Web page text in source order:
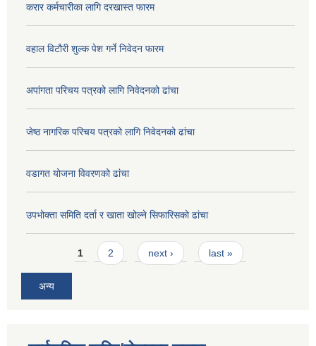
करार कर्मचारीका लागि दरखास्त फारम
वहाल विटौरी शुल्क पेश गर्ने निवेदन फारम
अपांगता परिचय पत्रको लागि निवेदनको ढांचा
जेष्ठ नागरिक परिचय पत्रको लागि निवेदनको ढांचा
वडागत योजना विवरणको ढांचा
उपभोक्ता समिति दर्ता र खाता खोल्ने सिफारिसको ढांचा
Pages1 2 next › last »
अन्य